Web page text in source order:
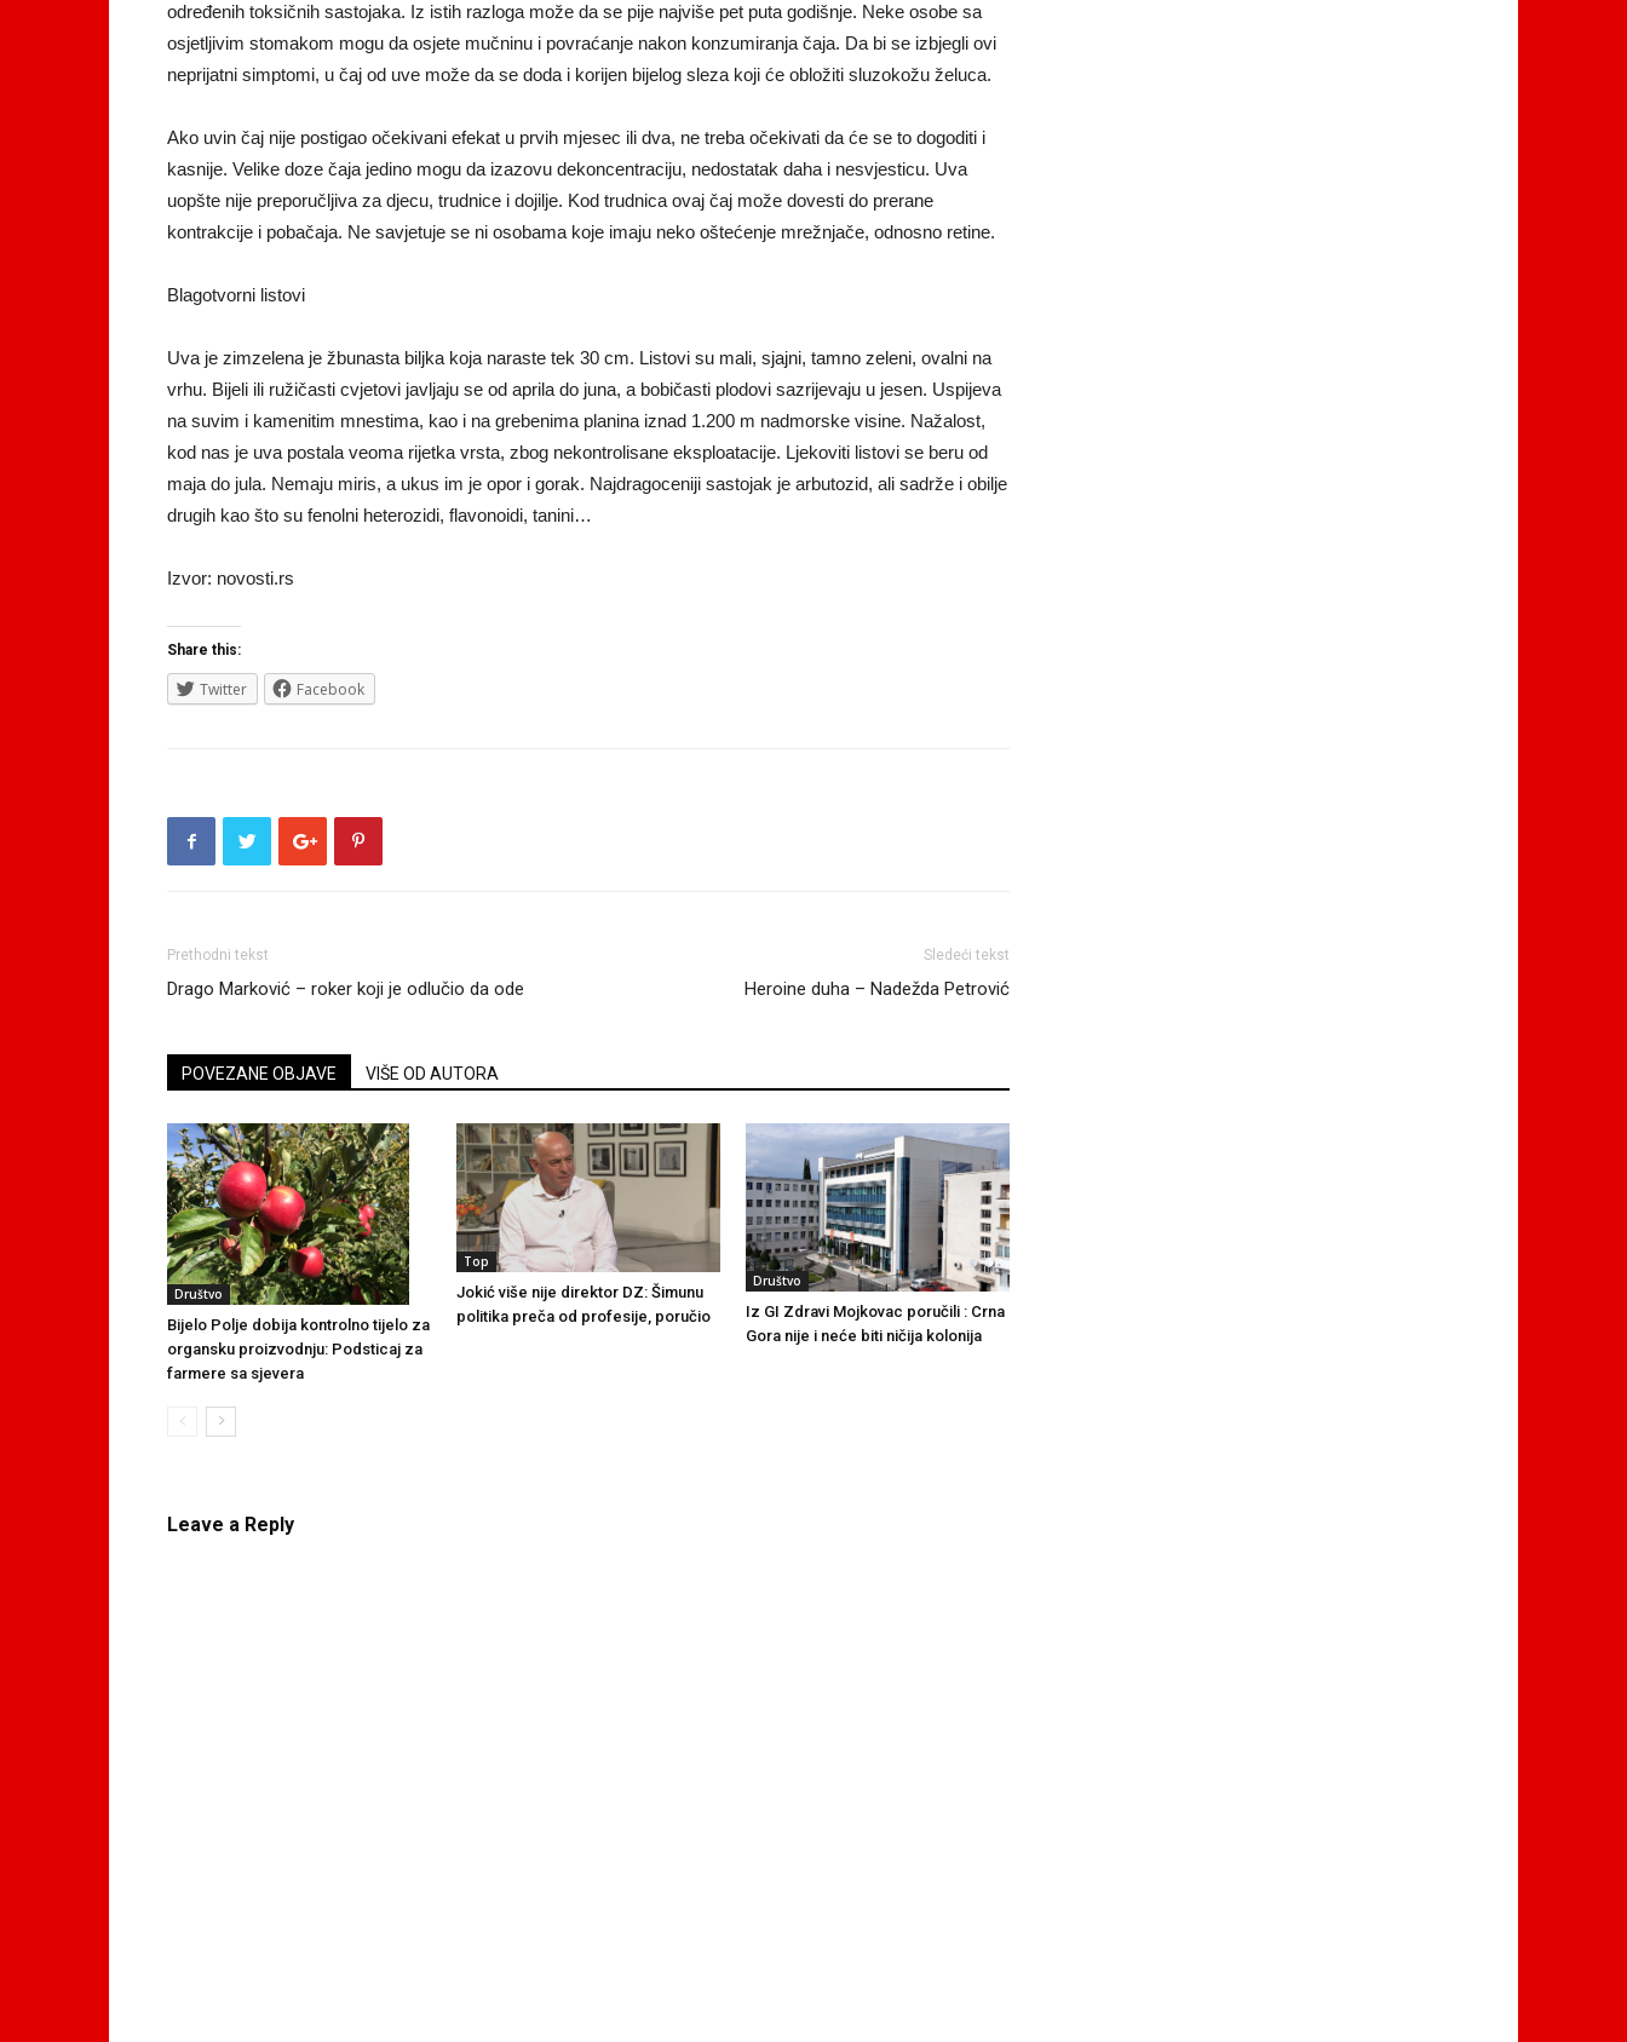
određenih toksičnih sastojaka. Iz istih razloga može da se pije najviše pet puta godišnje. Neke osobe sa
osjetljivim stomakom mogu da osjete mučninu i povraćanje nakon konzumiranja čaja. Da bi se izbjegli ovi
neprijatni simptomi, u čaj od uve može da se doda i korijen bijelog sleza koji će obložiti sluzokožu želuca.
Ako uvin čaj nije postigao očekivani efekat u prvih mjesec ili dva, ne treba očekivati da će se to dogoditi i
kasnije. Velike doze čaja jedino mogu da izazovu dekoncentraciju, nedostatak daha i nesvjesticu. Uva
uopšte nije preporučljiva za djecu, trudnice i dojilje. Kod trudnica ovaj čaj može dovesti do prerane
kontrakcije i pobačaja. Ne savjetuje se ni osobama koje imaju neko oštećenje mrežnjače, odnosno retine.
Blagotvorni listovi
Uva je zimzelena je žbunasta biljka koja naraste tek 30 cm. Listovi su mali, sjajni, tamno zeleni, ovalni na
vrhu. Bijeli ili ružičasti cvjetovi javljaju se od aprila do juna, a bobičasti plodovi sazrijevaju u jesen. Uspijeva
na suvim i kamenitim mnestima, kao i na grebenima planina iznad 1.200 m nadmorske visine. Nažalost,
kod nas je uva postala veoma rijetka vrsta, zbog nekontrolisane eksploatacije. Ljekoviti listovi se beru od
maja do jula. Nemaju miris, a ukus im je opor i gorak. Najdragoceniji sastojak je arbutozid, ali sadrže i obilje
drugih kao što su fenolni heterozidi, flavonoidi, tanini…
Izvor: novosti.rs
Share this:
Twitter Facebook
Prethodni tekst
Drago Marković – roker koji je odlučio da ode
Sledeći tekst
Heroine duha – Nadežda Petrović
POVEZANE OBJAVE VIŠE OD AUTORA
Društvo
Bijelo Polje dobija kontrolno tijelo za
organsku proizvodnju: Podsticaj za
farmere sa sjevera
Top
Jokić više nije direktor DZ: Šimunu
politika preča od profesije, poručio
Društvo
Iz GI Zdravi Mojkovac poručili : Crna
Gora nije i neće biti ničija kolonija
Leave a Reply